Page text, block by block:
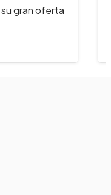
gran oferta